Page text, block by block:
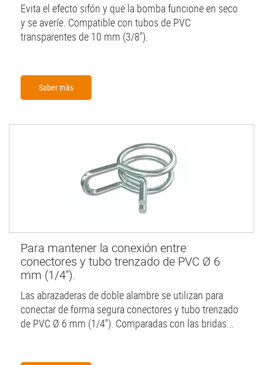
Evita el efecto sifón y que la bomba funcione en seco
y se averíe. Compatible con tubos de PVC
transparentes de 10 mm (3/8'').
Saber màs
Para mantener la conexión entre
conectores y tubo trenzado de PVC Ø 6
mm (1/4'').
Las abrazaderas de doble alambre se utilizan para
conectar de forma segura conectores y tubo trenzado
de PVC Ø 6 mm (1/4''). Comparadas con las bridas...